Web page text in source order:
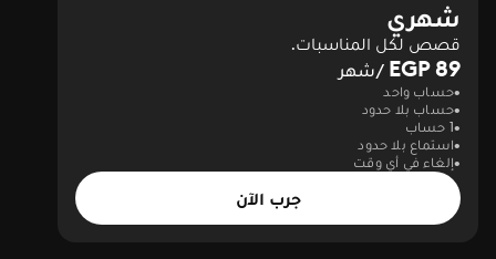
شهري
قصص لكل المناسبات.
89 EGP /شهر
حساب واحد
حساب بلا حدود
1 حساب
استماع بلا حدود
إلغاء في أي وقت
جرب الآن